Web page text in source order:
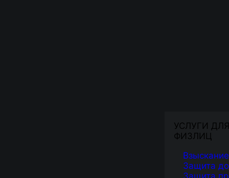
УСЛУГИ ДЛЯ
ФИЗЛИЦ
Защита
Защита